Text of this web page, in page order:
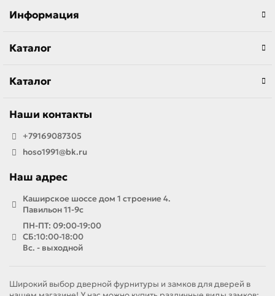
Информация
Каталог
Каталог
Наши контакты
+79169087305
hoso1991@bk.ru
Наш адрес
Каширское шоссе дом 1 строение 4.
Павильон 11-9с
ПН-ПТ: 09:00-19:00
СБ:10:00-18:00
Вс. - выходной
Широкий выбор дверной фурнитуры и замков для дверей в